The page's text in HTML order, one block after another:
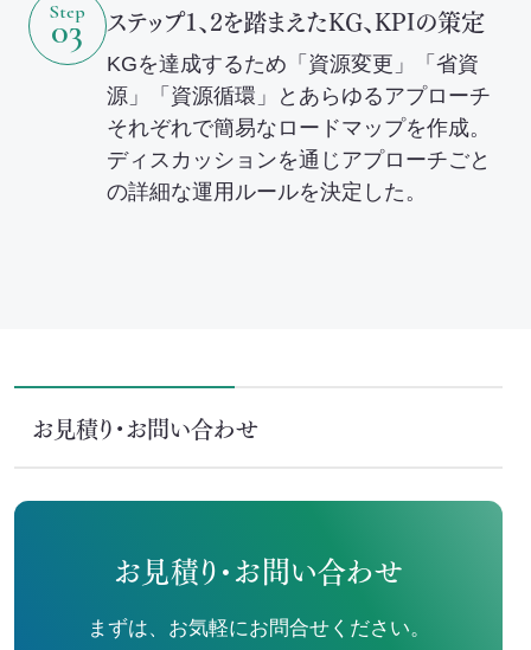
Step
03 ステップ1、2を踏まえたKG、KPIの策定
KGを達成するため「資源変更」「省資
源」「資源循環」とあらゆるアプローチ
それぞれで簡易なロードマップを作成。
ディスカッションを通じアプローチごと
の詳細な運用ルールを決定した。
お見積り・お問い合わせ
お見積り・お問い合わせ
まずは、お気軽にお問合せください。